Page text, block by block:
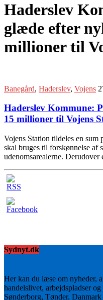
Haderslev
glæde efter
millioner til
Banegård, Haderslev, Vojens
Haderslev Kommune:
15 millioner til Vojens
Vojens Station tildeles en
skal bruges til forskønnelse af
udenomsarealerne.
Sydnyt.dk
Her kan du læse om nyheder,
handelslivet, arbejdspladser
Sønderborg, Tønder,